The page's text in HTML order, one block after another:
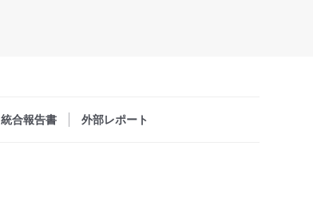
統合報告書 外部レポート